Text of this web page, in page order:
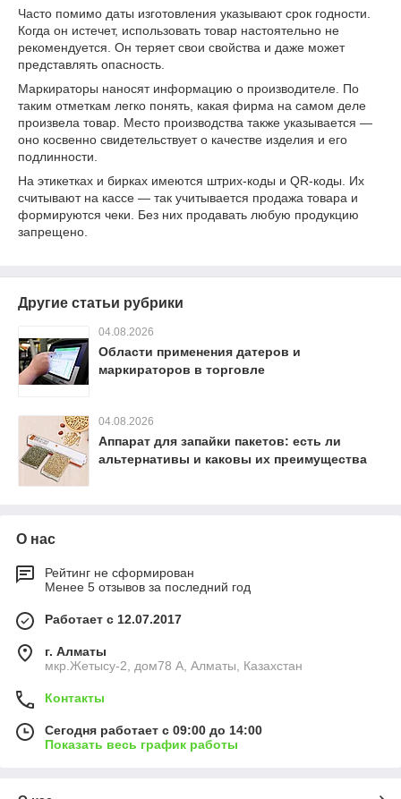
Часто помимо даты изготовления указывают срок годности.
Когда он истечет, использовать товар настоятельно не
рекомендуется. Он теряет свои свойства и даже может
представлять опасность.
Маркираторы наносят информацию о производителе. По
таким отметкам легко понять, какая фирма на самом деле
произвела товар. Место производства также указывается —
оно косвенно свидетельствует о качестве изделия и его
подлинности.
На этикетках и бирках имеются штрих-коды и QR-коды. Их
считывают на кассе — так учитывается продажа товара и
формируются чеки. Без них продавать любую продукцию
запрещено.
Другие статьи рубрики
04.08.2026
Области применения датеров и
маркираторов в торговле
04.08.2026
Аппарат для запайки пакетов: есть ли
альтернативы и каковы их преимущества
О нас
Рейтинг не сформирован
Менее 5 отзывов за последний год
Работает с 12.07.2017
г. Алматы
мкр.Жетысу-2, дом78 А, Алматы, Казахстан
Контакты
Сегодня работает с 09:00 до 14:00
Показать весь график работы